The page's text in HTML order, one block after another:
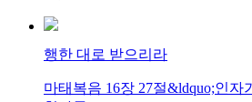
행한 대로 받으리라
마태복음 16장 27절&ldquo;인자